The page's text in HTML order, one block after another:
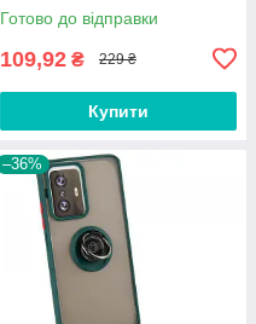
Готово до відправки
109,92 ₴ 229 ₴
Купити
–36%